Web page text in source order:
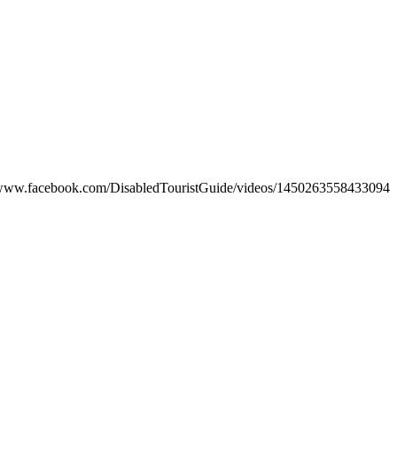
https://www.facebook.com/DisabledTouristGuide/videos/